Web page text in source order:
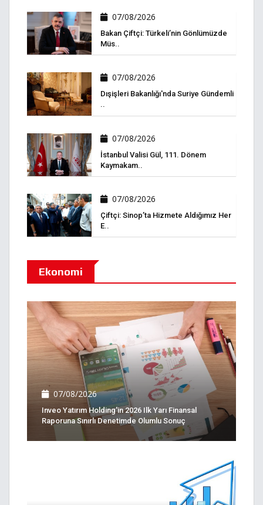
07/08/2026
Bakan Çiftçi: Türkeli’nin Gönlümüzde
Müs..
07/08/2026
Dışişleri Bakanlığı'nda Suriye Gündemli
..
07/08/2026
İstanbul Valisi Gül, 111. Dönem
Kaymakam..
07/08/2026
Çiftçi: Sinop’ta Hizmete Aldığımız Her
E..
Ekonomi
07/08/2026
Inveo Yatırım Holding'in 2026 Ilk Yarı Finansal
Raporuna Sınırlı Denetimde Olumlu Sonuç